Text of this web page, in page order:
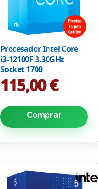
Procesador Intel Core
i3-12100F 3.30GHz
Socket 1700
115,00 €
Comprar